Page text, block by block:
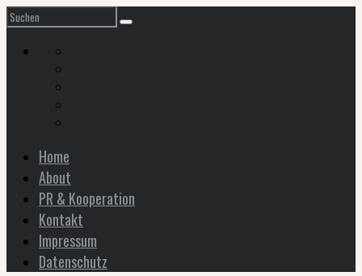
Home
About
PR & Kooperation
Kontakt
Impressum
Datenschutz